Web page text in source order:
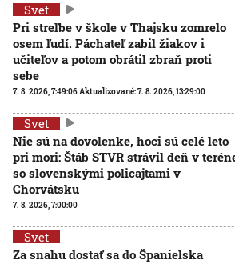
Svet
Pri streľbe v škole v Thajsku zomrelo
osem ľudí. Páchateľ zabil žiakov i
učiteľov a potom obrátil zbraň proti
sebe
7. 8. 2026, 7:49:06Aktualizované:7. 8. 2026, 13:29:00
Svet
Nie sú na dovolenke, hoci sú celé leto
pri mori: Štáb STVR strávil deň v
so slovenskými policajtami v
Chorvátsku
7. 8. 2026, 7:00:00
Svet
Za snahu dostať sa do Španielska